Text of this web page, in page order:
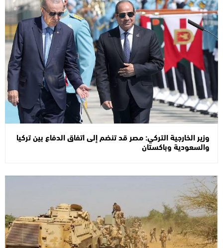
وزير الخارجية التركي: مصر قد تنضم إلى اتفاق الدفاع بين تركيا
والسعودية وباكستان